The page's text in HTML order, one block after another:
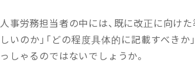
人事労務担当者の中には、既に改正に向け
しいのか」「どの程度具体的に記載すべき
っしゃるのではないでしょうか。